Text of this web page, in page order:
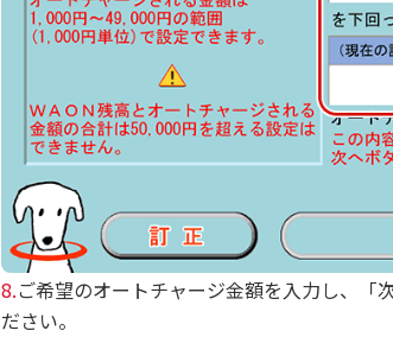
8.ご希望のオートチャージ金額を入力し、「
ださい。